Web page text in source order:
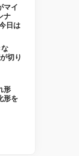
マイ
ナ
日は
な
切り
形
形を